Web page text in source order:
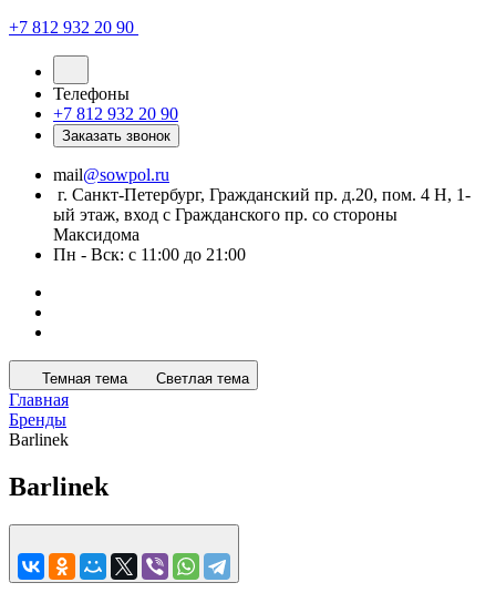
+7 812 932 20 90
Телефоны
+7 812 932 20 90
Заказать звонок
mail@sowpol.ru
г. Санкт-Петербург, Гражданский пр. д.20, пом. 4 Н, 1-
ый этаж, вход с Гражданского пр. со стороны
Максидома
Пн - Вск: с 11:00 до 21:00
Темная тема Светлая тема
Главная
Бренды
Barlinek
Barlinek